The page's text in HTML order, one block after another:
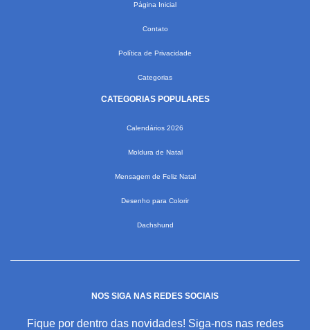
Página Inicial
Contato
Política de Privacidade
Categorias
CATEGORIAS POPULARES
Calendários 2026
Moldura de Natal
Mensagem de Feliz Natal
Desenho para Colorir
Dachshund
NOS SIGA NAS REDES SOCIAIS
Fique por dentro das novidades! Siga-nos nas redes